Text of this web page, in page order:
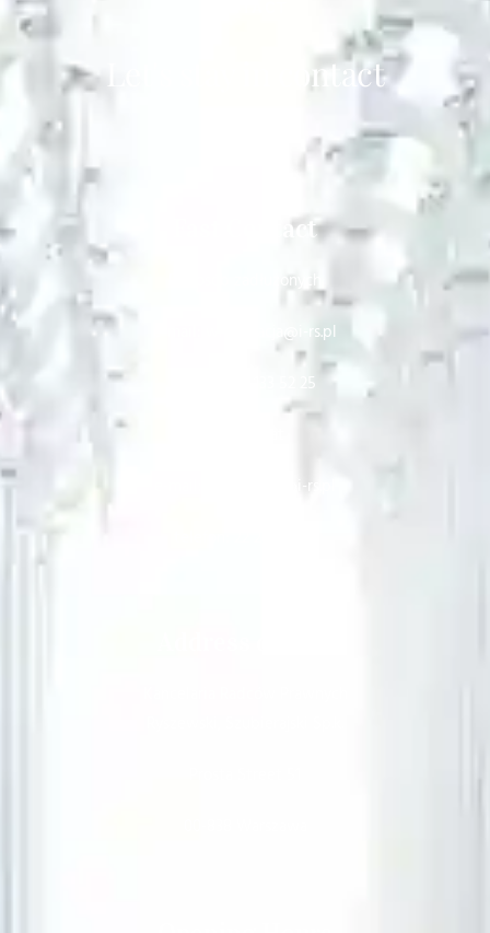
Let's stay in contact
Fast Contact
Dla osób zadłużonych
e-mail: windykacja@i-rs.pl
telefon: 22 133 52 25
e-mail: sekretariat@i-rs.pl